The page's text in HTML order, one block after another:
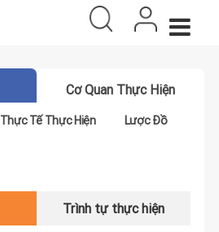
Cơ Quan Thực Hiện
Thực Tế Thực Hiện Lược Đồ
Trình tự thực hiện